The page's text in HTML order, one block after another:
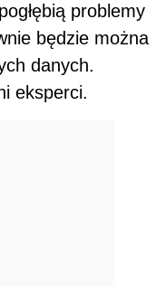
problemy
będzie można
danych.
eksperci.